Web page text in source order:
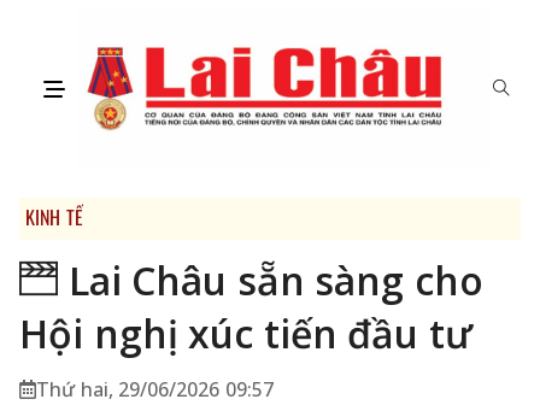
KINH TẾ
Lai Châu sẵn sàng cho
Hội nghị xúc tiến đầu tư
Thứ hai, 29/06/2026 09:57